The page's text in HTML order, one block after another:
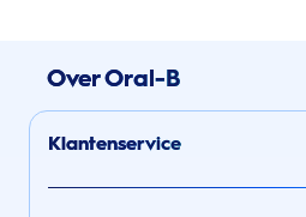
Over Oral-B
Klantenservice